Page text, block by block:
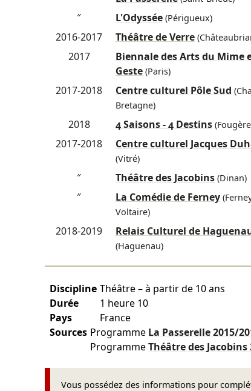
″ L'Odyssée(Périgueux)
2016-2017
Théâtre de Verre
2017
Biennale des Arts du Mime
Geste(Paris)
2017-2018 Centre culturel Pôle Sud
Bretagne)
2018 4 Saisons - 4 Destins
2017-2018 Centre culturel Jacques
(Vitré)
″ Théâtre des Jacobins(Dinan)
″ La Comédie de Ferney
Voltaire)
2018-2019 Relais Culturel de
(Haguenau)
Discipline Théâtre – à partir de 10 ans
Durée
1 heure 10
Pays
France
Sources Programme La Passerelle2015/
ProgrammeThéâtre des Jacobins
Vous possédez des informations pour